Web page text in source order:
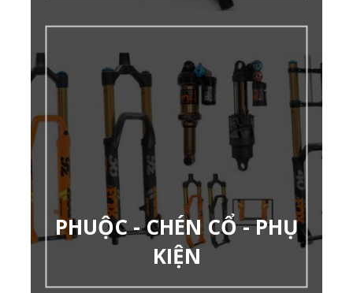
PHUỘC - CHÉN CỔ - PHỤ
KIỆN